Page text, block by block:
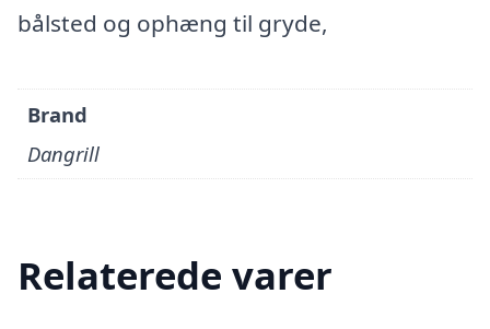
bålsted og ophæng til gryde,
Brand
Dangrill
Relaterede varer